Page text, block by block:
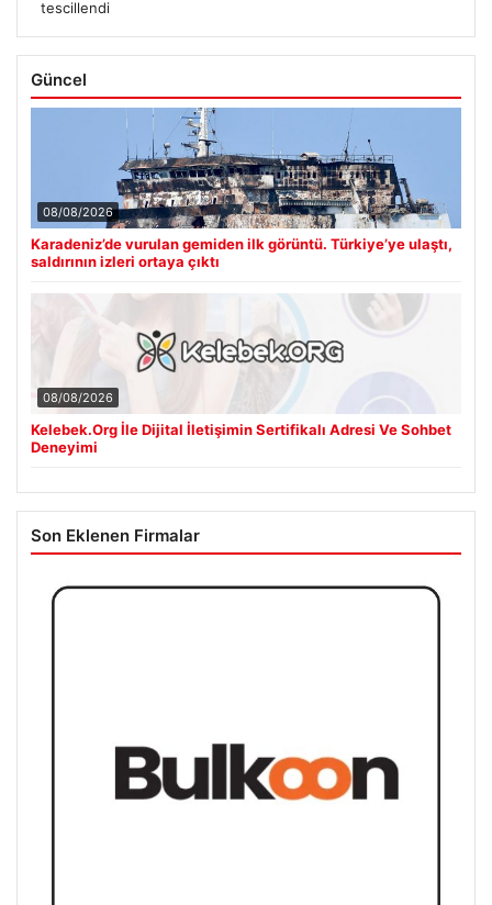
tescillendi
Güncel
08/08/2026
Karadeniz’de vurulan gemiden ilk görüntü. Türkiye’ye ulaştı,
saldırının izleri ortaya çıktı
08/08/2026
Kelebek.Org İle Dijital İletişimin Sertifikalı Adresi Ve Sohbet
Deneyimi
Son Eklenen Firmalar